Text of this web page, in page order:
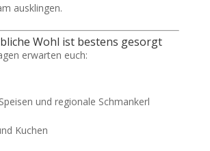
ausklingen.
Wohl ist bestens gesorgt
erwarten euch:
und regionale Schmankerl
Kuchen